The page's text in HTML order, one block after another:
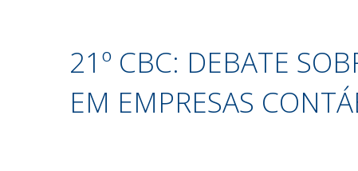
21º CBC: DEBATE
EM EMPRESAS